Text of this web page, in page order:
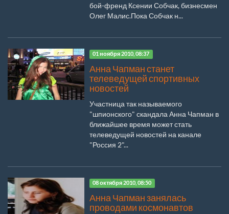
бой-френд Ксении Собчак, бизнесмен
Олег Малис.Пока Собчак н...
01 ноября 2010, 08:37
Анна Чапман станет
телеведущей спортивных
новостей
Участница так называемого
"шпионского" скандала Анна Чапман в
ближайшее время может стать
телеведущей новостей на канале
"Россия 2"...
08 октября 2010, 08:50
Анна Чапман занялась
проводами космонавтов